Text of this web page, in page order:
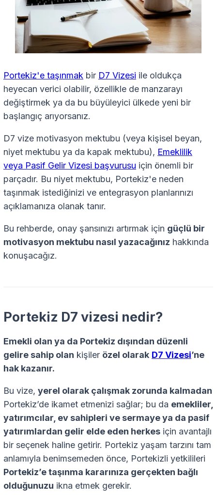
Portekiz'e taşınmak bir D7 Vizesi ile oldukça
heyecan verici olabilir, özellikle de manzarayı
değiştirmek ya da bu büyüleyici ülkede yeni bir
başlangıç arıyorsanız.
D7 vize motivasyon mektubu (veya kişisel beyan,
niyet mektubu ya da kapak mektubu), Emeklilik
veya Pasif Gelir Vizesi başvurusu için önemli bir
parçadır. Bu niyet mektubu, Portekiz'e neden
taşınmak istediğinizi ve entegrasyon planlarınızı
açıklamanıza olanak tanır.
Bu rehberde, onay şansınızı artırmak için güçlü bir
motivasyon mektubu nasıl yazacağınız hakkında
konuşacağız.
Portekiz D7 vizesi nedir?
Emekli olan ya da Portekiz dışından düzenli
gelire sahip olan kişiler özel olarak D7 Vizesi’ne
hak kazanır.
Bu vize, yerel olarak çalışmak zorunda kalmadan
Portekiz’de ikamet etmenizi sağlar; bu da emekliler,
yatırımcılar, ev sahipleri ve sermaye ya da pasif
yatırımlardan gelir elde eden herkes için avantajlı
bir seçenek haline getirir. Portekiz yaşam tarzını tam
anlamıyla benimsemeden önce, Portekizli yetkilileri
Portekiz’e taşınma kararınıza gerçekten bağlı
olduğunuzu ikna etmek gerekir.